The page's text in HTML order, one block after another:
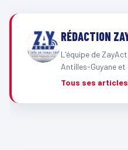
RÉDACTION
L'équipe de
Antilles-Guyane
Tous ses